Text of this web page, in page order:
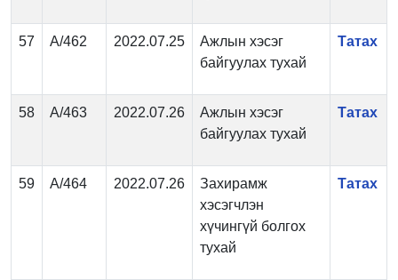
57 А/462 2022.07.25
Ажлын хэсэг
байгуулах тухай
Татах
58 А/463 2022.07.26
Ажлын хэсэг
байгуулах тухай
Татах
59 А/464 2022.07.26
Захирамж
хэсэгчлэн
хүчингүй болгох
тухай
Татах